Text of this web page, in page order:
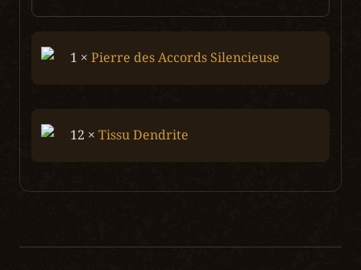
1 × Pierre des Accords Silencieuse
12 × Tissu Dendrite